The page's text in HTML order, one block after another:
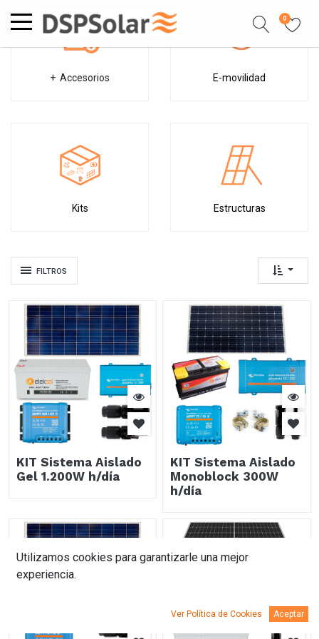
0
+ Accesorios E-movilidad
Kits Estructuras
FILTROS
KIT Sistema Aislado
Gel 1.200W h/día
KIT Sistema Aislado
Monoblock 300W
h/día
Utilizamos cookies para garantizarle una mejor
experiencia.
Ver Política de Cookies Aceptar